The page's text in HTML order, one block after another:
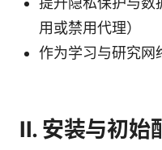
用或禁用代理）
作为学习与研究网
II. 安装与初始